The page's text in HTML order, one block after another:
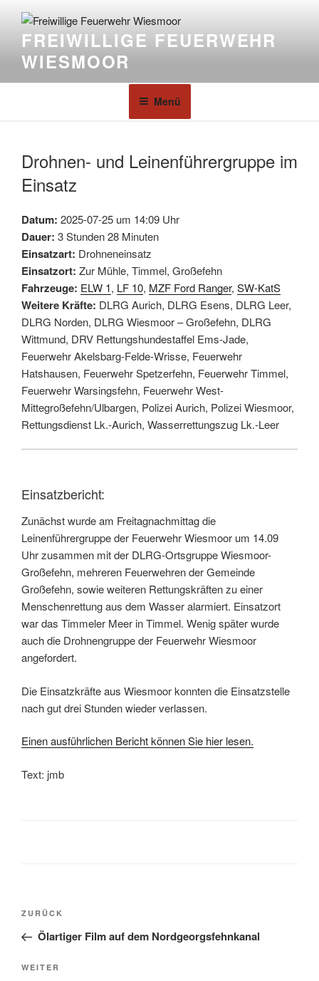
FREIWILLIGE FEUERWEHR
WIESMOOR
Menü
Drohnen- und Leinenführergruppe im
Einsatz
Datum: 2025-07-25 um 14:09 Uhr
Dauer: 3 Stunden 28 Minuten
Einsatzart: Drohneneinsatz
Einsatzort: Zur Mühle, Timmel, Großefehn
Fahrzeuge: ELW 1, LF 10, MZF Ford Ranger, SW-KatS
Weitere Kräfte: DLRG Aurich, DLRG Esens, DLRG Leer,
DLRG Norden, DLRG Wiesmoor – Großefehn, DLRG
Wittmund, DRV Rettungshundestaffel Ems-Jade,
Feuerwehr Akelsbarg-Felde-Wrisse, Feuerwehr
Hatshausen, Feuerwehr Spetzerfehn, Feuerwehr Timmel,
Feuerwehr Warsingsfehn, Feuerwehr West-
Mittegroßefehn/Ulbargen, Polizei Aurich, Polizei Wiesmoor,
Rettungsdienst Lk.-Aurich, Wasserrettungszug Lk.-Leer
Einsatzbericht:
Zunächst wurde am Freitagnachmittag die
Leinenführergruppe der Feuerwehr Wiesmoor um 14.09
Uhr zusammen mit der DLRG-Ortsgruppe Wiesmoor-
Großefehn, mehreren Feuerwehren der Gemeinde
Großefehn, sowie weiteren Rettungskräften zu einer
Menschenrettung aus dem Wasser alarmiert. Einsatzort
war das Timmeler Meer in Timmel. Wenig später wurde
auch die Drohnengruppe der Feuerwehr Wiesmoor
angefordert.
Die Einsatzkräfte aus Wiesmoor konnten die Einsatzstelle
nach gut drei Stunden wieder verlassen.
Einen ausführlichen Bericht können Sie hier lesen.
Text: jmb
ZURÜCK
Ölartiger Film auf dem Nordgeorgsfehnkanal
WEITER